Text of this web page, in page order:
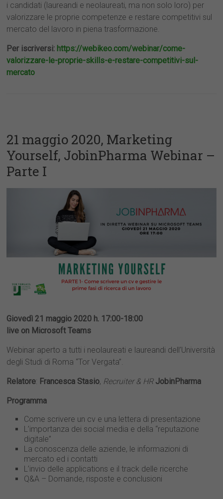
i candidati (laureandi e neolaureati, ma non solo loro) per
valorizzare le proprie competenze e restare competitivi sul
mercato del lavoro in piena trasformazione.
Per iscriversi: https://webikeo.com/webinar/come-
valorizzare-le-proprie-skills-e-restare-competitivi-sul-
mercato
21 maggio 2020, Marketing
Yourself, JobinPharma Webinar –
Parte I
Giovedì 21 maggio 2020 h. 17:00-18:00
live on Microsoft Teams
Webinar aperto a tutti i neolaureati e laureandi dell’Università
degli Studi di Roma “Tor Vergata”.
Relatore: Francesca Stasio, Recruiter & HR JobinPharma
Programma
Come scrivere un cv e una lettera di presentazione
L’importanza dei social media e della “reputazione
digitale”
La conoscenza delle aziende, le informazioni di
mercato ed i contatti
L’invio delle applications e il track delle ricerche
Q&A – Domande, risposte e conclusioni